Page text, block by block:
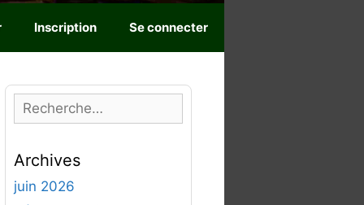
Inscription Se connecter
e
h
e
Archives
juin 2026